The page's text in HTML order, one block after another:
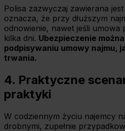
Polisa zazwyczaj zawierana
oznacza, że przy dłuższym
odnowienie, nawet jeśli umowa
kilka dni. Ubezpieczenie
podpisywaniu umowy najmu,
trwania.
4. Praktyczne
praktyki
W codziennym życiu najemcy
drobnymi, zupełnie